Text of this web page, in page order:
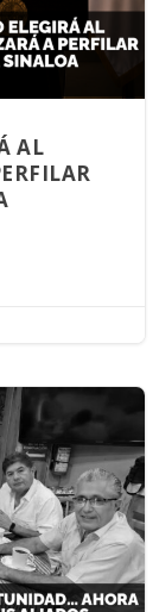
AL